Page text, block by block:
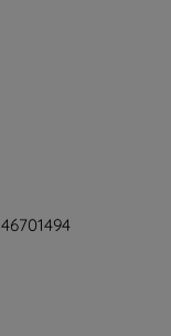
46701494